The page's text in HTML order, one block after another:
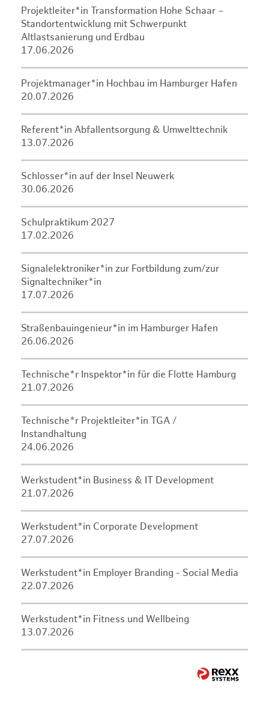
Projektleiter*in Transformation Hohe Schaar –
Standortentwicklung mit Schwerpunkt
Altlastsanierung und Erdbau
17.06.2026
Projektmanager*in Hochbau im Hamburger Hafen
20.07.2026
Referent*in Abfallentsorgung & Umwelttechnik
13.07.2026
Schlosser*in auf der Insel Neuwerk
30.06.2026
Schulpraktikum 2027
17.02.2026
Signalelektroniker*in zur Fortbildung zum/zur
Signaltechniker*in
17.07.2026
Straßenbauingenieur*in im Hamburger Hafen
26.06.2026
Technische*r Inspektor*in für die Flotte Hamburg
21.07.2026
Technische*r Projektleiter*in TGA /
Instandhaltung
24.06.2026
Werkstudent*in Business & IT Development
21.07.2026
Werkstudent*in Corporate Development
27.07.2026
Werkstudent*in Employer Branding - Social Media
22.07.2026
Werkstudent*in Fitness und Wellbeing
13.07.2026